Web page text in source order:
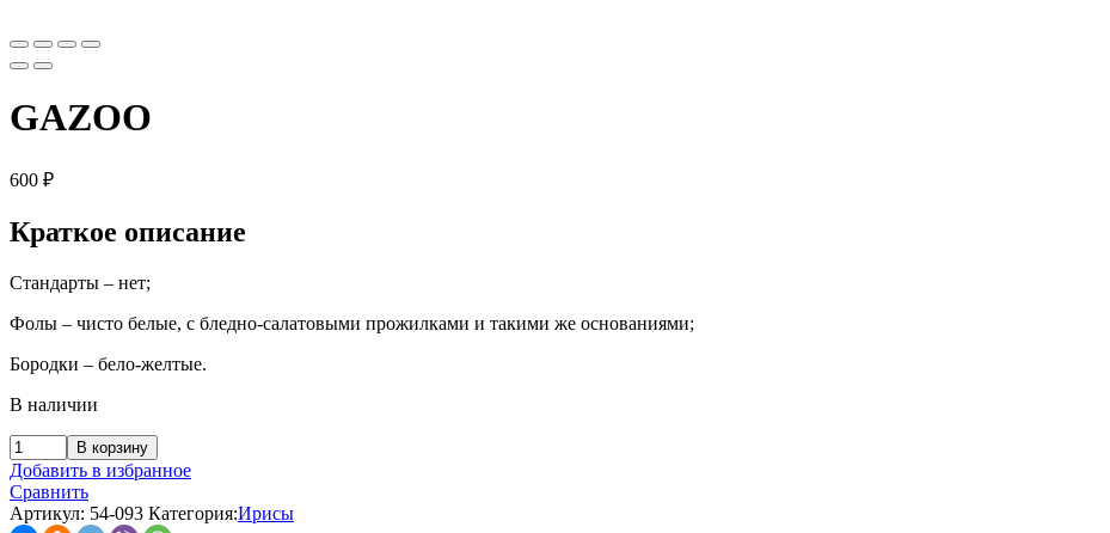
GAZOO
600 ₽
Краткое описание
Стандарты – нет;
Фолы – чисто белые, с бледно-салатовыми прожилками и такими же основаниями;
Бородки – бело-желтые.
В наличии
В корзину
Добавить в избранное
Сравнить
Артикул: 54-093 Категория:Ирисы